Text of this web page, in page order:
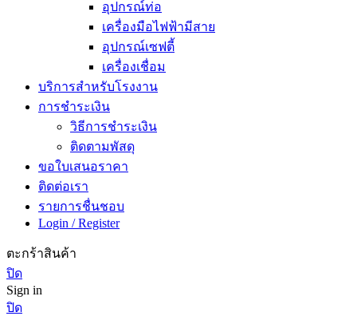
อุปกรณ์ท่อ
เครื่องมือไฟฟ้ามีสาย
อุปกรณ์เซฟตี้
เครื่องเชื่อม
บริการสำหรับโรงงาน
การชำระเงิน
วิธีการชำระเงิน
ติดตามพัสดุ
ขอใบเสนอราคา
ติดต่อเรา
รายการชื่นชอบ
Login / Register
ตะกร้าสินค้า
ปิด
Sign in
ปิด